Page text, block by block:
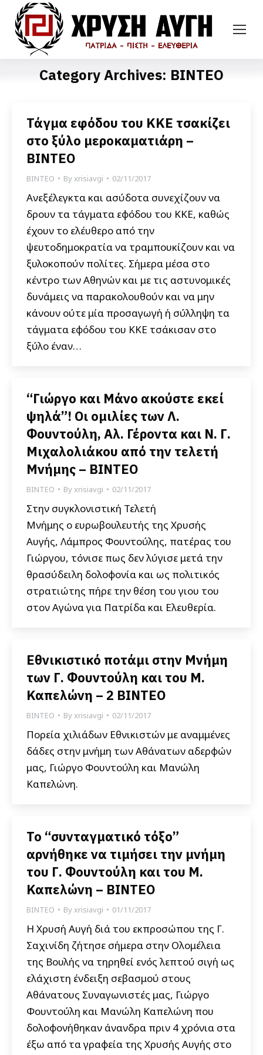
Category Archives: ΒΙΝΤΕΟ
Τάγμα εφόδου του ΚΚΕ τσακίζει
στο ξύλο μεροκαματιάρη –
ΒΙΝΤΕΟ
ΒΙΝΤΕΟ Byxrisiavgi 02/11/2017
Ανεξέλεγκτα και ασύδοτα συνεχίζουν να
δρουν τα τάγματα εφόδου του ΚΚΕ, καθώς
έχουν το ελέυθερο από την
ψευτοδημοκρατία να τραμπουκίζουν και να
ξυλοκοπούν πολίτες. Σήμερα μέσα στο
κέντρο των Αθηνών και με τις αστυνομικές
δυνάμεις να παρακολουθούν και να μην
κάνουν ούτε μία προσαγωγή ή σύλληψη τα
τάγματα εφόδου του ΚΚΕ τσάκισαν στο
ξύλο έναν…
“Γιώργο και Μάνο ακούστε εκεί
ψηλά”! Οι ομιλίες των Λ.
Φουντούλη, Αλ. Γέροντα και Ν. Γ.
Μιχαλολιάκου από την τελετή
Μνήμης – ΒΙΝΤΕΟ
ΒΙΝΤΕΟ Byxrisiavgi 02/11/2017
Στην συγκλονιστική Τελετή
Μνήμης ο ευρωβουλευτής της Χρυσής
Αυγής, Λάμπρος Φουντούλης, πατέρας του
Γιώργου, τόνισε πως δεν λύγισε μετά την
θρασύδειλη δολοφονία και ως πολιτικός
στρατιώτης πήρε την θέση του γιου του
στον Αγώνα για Πατρίδα και Ελευθερία.
Εθνικιστικό ποτάμι στην Μνήμη
των Γ. Φουντούλη και του Μ.
Καπελώνη – 2 ΒΙΝΤΕΟ
ΒΙΝΤΕΟ Byxrisiavgi 02/11/2017
Πορεία χιλιάδων Εθνικιστών με αναμμένες
δάδες στην μνήμη των Αθάνατων αδερφών
μας, Γιώργο Φουντούλη και Μανώλη
Καπελώνη.
Το “συνταγματικό τόξο”
αρνήθηκε να τιμήσει την μνήμη
του Γ. Φουντούλη και του Μ.
Καπελώνη – ΒΙΝΤΕΟ
ΒΙΝΤΕΟ Byxrisiavgi 01/11/2017
Η Χρυσή Αυγή διά του εκπροσώπου της Γ.
Σαχινίδη ζήτησε σήμερα στην Ολομέλεια
της Βουλής να τηρηθεί ενός λεπτού σιγή ως
ελάχιστη ένδειξη σεβασμού στους
Αθάνατους Συναγωνιστές μας, Γιώργο
Φουντούλη και Μανώλη Καπελώνη που
δολοφονήθηκαν άνανδρα πριν 4 χρόνια στα
έξω από τα γραφεία της Χρυσής Αυγής στο